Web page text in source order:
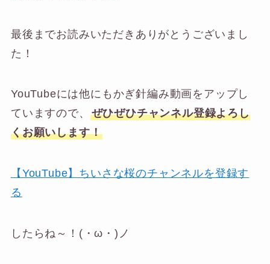
最後までお読みいただきありがとうございまし
た！
YouTubeには他にもかぎ針編み動画をアップし
ていますので、 ぜひぜひチャンネル登録よろし
くお願いします！
【YouTube】ちいさな桜のチャンネルを登録す
る
したらね～！(・ω・)ノ